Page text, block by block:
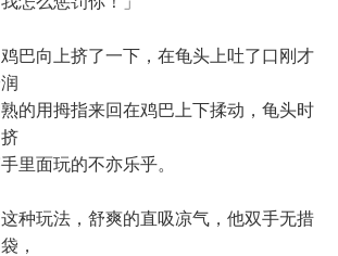
向上挤了一下，在龟头上吐了口刚才
的用拇指来回在鸡巴上下揉动，龟头时
里面玩的不亦乐乎。
玩法，舒爽的直吸凉气，他双手无措
，